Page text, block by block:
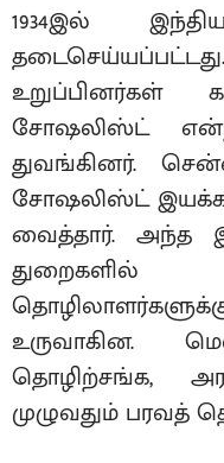
1934இல்
உறுப்பினர்கள்
சோஷலிஸ்ட்
துவங்கினர்.
சோஷலிஸ்ட்
வைத்தார். அந்த
உருவாகின.
தொழிற்சங்க,
முழுவதும் பரவத்